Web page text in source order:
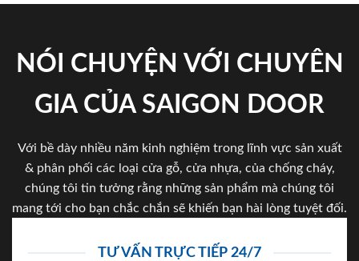
NÓI CHUYỆN VỚI CHUYÊN
GIA CỦA SAIGON DOOR
Với bề dày nhiều năm kinh nghiệm trong lĩnh vực sản xuất
& phân phối các loại cửa gỗ, cửa nhựa, của chống cháy,
chúng tôi tin tưởng rằng những sản phẩm mà chúng tôi
mang tới cho bạn chắc chắn sẽ khiến bạn hài lòng tuyệt đối.
TƯ VẤN TRỰC TIẾP 24/7